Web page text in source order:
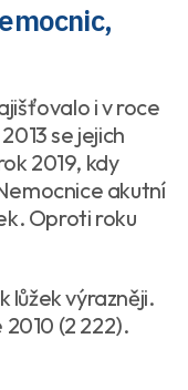
i v roce
se jejich
2019, kdy
akutní
Oproti roku
lůžek výrazněji.
2010 (2 222).